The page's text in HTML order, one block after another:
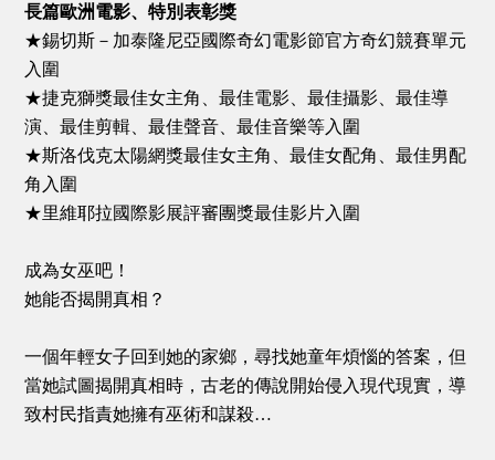
長篇歐洲電影、特別表彰獎
★錫切斯－加泰隆尼亞國際奇幻電影節官方奇幻競賽單元
入圍
★捷克獅獎最佳女主角、最佳電影、最佳攝影、最佳導
演、最佳剪輯、最佳聲音、最佳音樂等入圍
★斯洛伐克太陽網獎最佳女主角、最佳女配角、最佳男配
角入圍
★里維耶拉國際影展評審團獎最佳影片入圍
成為女巫吧！
她能否揭開真相？
一個年輕女子回到她的家鄉，尋找她童年煩惱的答案，但
當她試圖揭開真相時，古老的傳說開始侵入現代現實，導
致村民指責她擁有巫術和謀殺…